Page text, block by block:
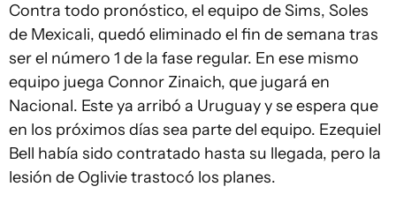
Contra todo pronóstico, el equipo de Sims, Soles
de Mexicali, quedó eliminado el fin de semana tras
ser el número 1 de la fase regular. En ese mismo
equipo juega Connor Zinaich, que jugará en
Nacional. Este ya arribó a Uruguay y se espera que
en los próximos días sea parte del equipo. Ezequiel
Bell había sido contratado hasta su llegada, pero la
lesión de Oglivie trastocó los planes.